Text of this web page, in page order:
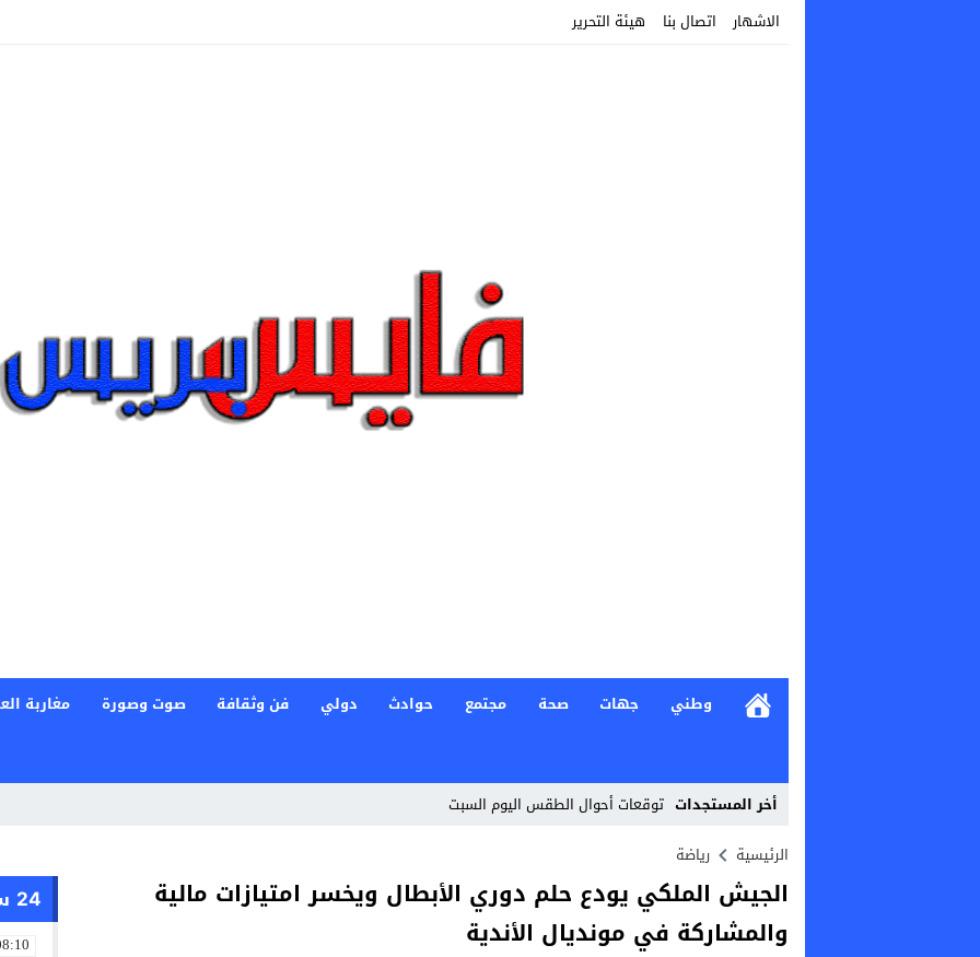
الاشهار اتصال بنا هيئة التحرير
وطني جهات صحة مجتمع حوادث دولي فن وثقافة صوت وصورة مغاربة
أخر المستجدات توقعات أحوال الطقس اليوم السبت
Previous
Next
الرئيسية رياضة
الجيش الملكي يودع حلم دوري الأبطال ويخسر امتيازات مالية
والمشاركة في مونديال الأندية
24 ساعة